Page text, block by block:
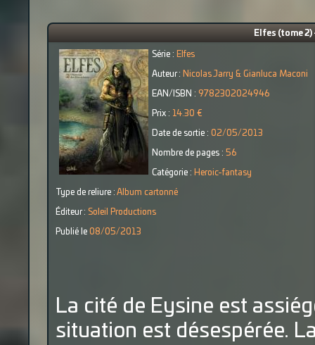
Elfes (tome
Série : Elfes
Auteur : Nicolas Jarry & Gianluca Maconi
EAN/ISBN : 9782302024946
Prix : 14.30 €
Date de sortie : 02/05/2013
Nombre de pages : 56
Catégorie : Heroic-fantasy
Type de reliure : Album cartonné
Éditeur : Soleil Productions
Publié le 08/05/2013
La cité de Eysine est
situation est désespérée.